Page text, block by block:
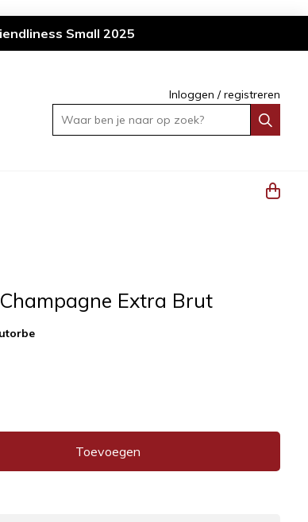
Small 2025
Inloggen /registreren
Waar ben je naar op zoek?
Extra Brut
Toevoegen